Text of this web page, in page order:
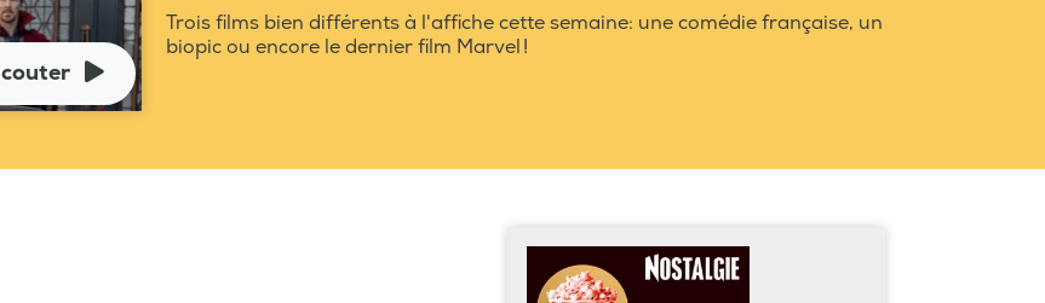
Trois films bien différents à l'affiche cette semaine: une comédie française, un
biopic ou encore le dernier film Marvel !